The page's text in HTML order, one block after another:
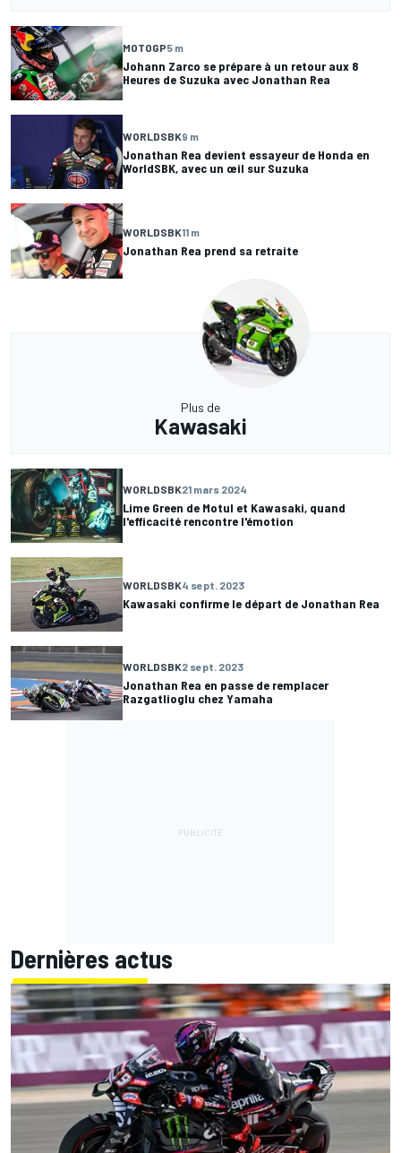
MOTOGP5 m
Johann Zarco se prépare à un retour aux 8
Heures de Suzuka avec Jonathan Rea
WORLDSBK9 m
Jonathan Rea devient essayeur de Honda en
WorldSBK, avec un œil sur Suzuka
WORLDSBK11 m
Jonathan Rea prend sa retraite
Plus de
Kawasaki
WORLDSBK21 mars 2024
Lime Green de Motul et Kawasaki, quand
l'efficacité rencontre l'émotion
WORLDSBK4 sept. 2023
Kawasaki confirme le départ de Jonathan Rea
WORLDSBK2 sept. 2023
Jonathan Rea en passe de remplacer
Razgatlioglu chez Yamaha
Dernières actus